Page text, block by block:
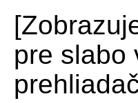
pre slabo